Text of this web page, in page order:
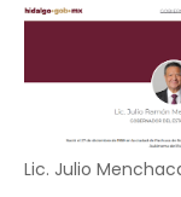
Lic. Julio